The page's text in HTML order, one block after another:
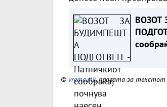
ВОЗОТ
© vreme.mk, правата за текстот